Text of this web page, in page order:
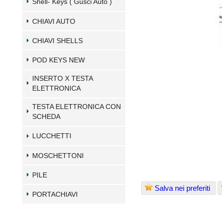
Shell- Keys ( Gusci Auto )
CHIAVI AUTO
CHIAVI SHELLS
POD KEYS NEW
INSERTO X TESTA
ELETTRONICA
TESTA ELETTRONICA CON
SCHEDA
LUCCHETTI
MOSCHETTONI
PILE
PORTACHIAVI
Salva nei preferiti